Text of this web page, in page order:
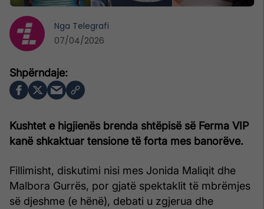
Kushtet e higjienës brenda shtëpisë së Ferma VIP
kanë shkaktuar tensione të forta mes banorëve.
Fillimisht, diskutimi nisi mes Jonida Maliqit dhe
Malbora Gurrës, por gjatë spektaklit të mbrëmjes
së djeshme (e hënë), debati u zgjerua dhe
Nga Telegrafi
07/04/2026